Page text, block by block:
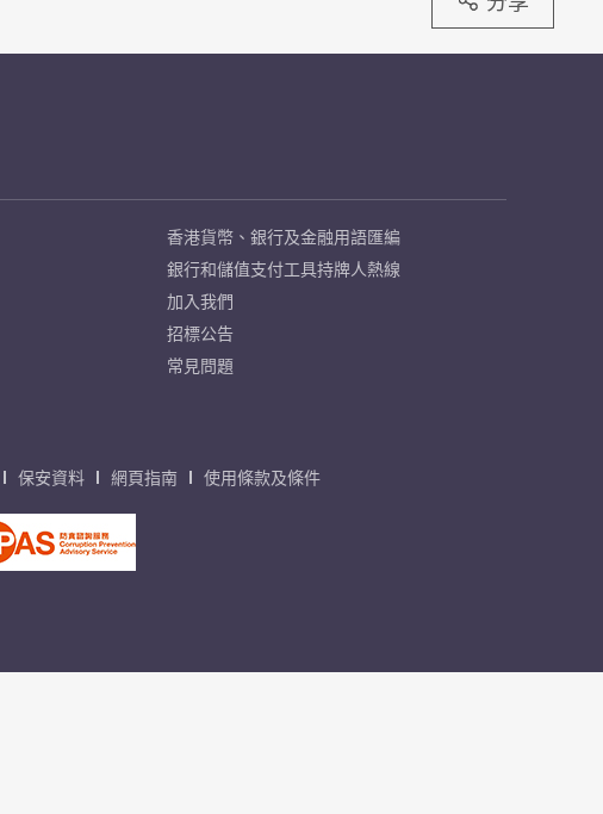
香港貨幣、銀行及金融用語匯編
銀行和儲值支付工具持牌人熱線
加入我們
招標公告
常見問題
保安資料 網頁指南 使用條款及條件